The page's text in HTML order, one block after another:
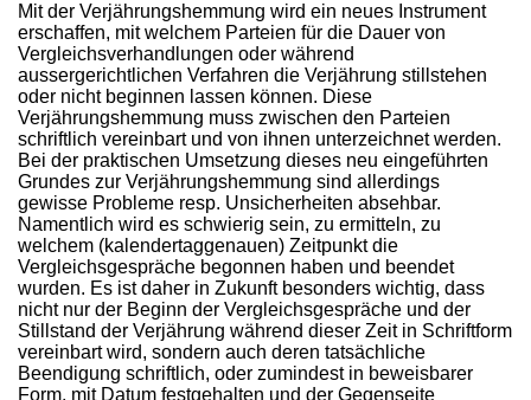
Mit der Verjährungshemmung wird ein neues Instrument
erschaffen, mit welchem Parteien für die Dauer von
Vergleichsverhandlungen oder während
aussergerichtlichen Verfahren die Verjährung stillstehen
oder nicht beginnen lassen können. Diese
Verjährungshemmung muss zwischen den Parteien
schriftlich vereinbart und von ihnen unterzeichnet werden.
Bei der praktischen Umsetzung dieses neu eingeführten
Grundes zur Verjährungshemmung sind allerdings
gewisse Probleme resp. Unsicherheiten absehbar.
Namentlich wird es schwierig sein, zu ermitteln, zu
welchem (kalendertaggenauen) Zeitpunkt die
Vergleichsgespräche begonnen haben und beendet
wurden. Es ist daher in Zukunft besonders wichtig, dass
nicht nur der Beginn der Vergleichsgespräche und der
Stillstand der Verjährung während dieser Zeit in Schriftform
vereinbart wird, sondern auch deren tatsächliche
Beendigung schriftlich, oder zumindest in beweisbarer
Form, mit Datum festgehalten und der Gegenseite